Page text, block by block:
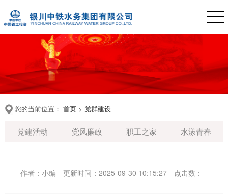
您的当前位置： 首页 > 党群建设
党建活动 党风廉政 职工之家 水漾青春
作者：小编 更新时间：2025-09-30 10:15:27 点击数：